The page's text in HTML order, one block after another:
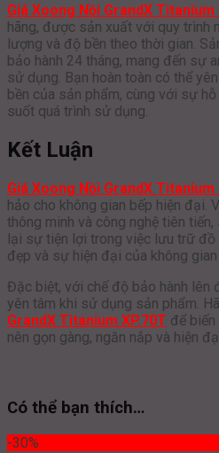
Giá Xoong Nồi GrandX Titanium
hãng, được sản xuất với quy trình
lượng và độ bền theo thời gian.
bảo hành 24 tháng, mang đến sự
sử dụng. Bạn hoàn toàn có thể
bền của sản phẩm, cùng với sự
suốt quá trình sử dụng.
Kết Luận
Giá Xoong Nồi GrandX Titanium
hảo cho không gian bếp hiện đại.
thông minh và công nghệ tiên
lại sự tiện lợi trong việc lưu trữ đồ
đẹp và sự hiện đại của không gian
Đặc biệt, với chế độ bảo hành lên
yên tâm khi sử dụng sản phẩm.
GrandX Titanium XP.70T để
nên gọn gàng, ngăn nắp và hiện
Có thể bạn thích…
-30%